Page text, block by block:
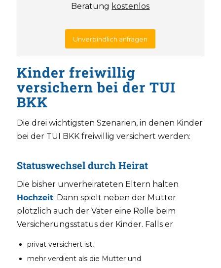
Beratung kostenlos
Unverbindlich anfragen
Kinder freiwillig
versichern bei der TUI
BKK
Die drei wichtigsten Szenarien, in denen Kinder
bei der TUI BKK freiwillig versichert werden:
Statuswechsel durch Heirat
Die bisher unverheirateten Eltern halten
Hochzeit: Dann spielt neben der Mutter
plötzlich auch der Vater eine Rolle beim
Versicherungsstatus der Kinder. Falls er
privat versichert ist,
mehr verdient als die Mutter und